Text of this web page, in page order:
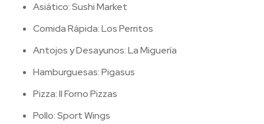
Asiático: Sushi Market
Comida Rápida: Los Perritos
Antojos y Desayunos: La Miguería
Hamburguesas: Pigasus
Pizza: Il Forno Pizzas
Pollo: Sport Wings